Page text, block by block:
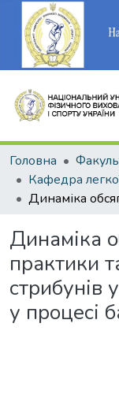
Головна
Динаміка
практики
стрибунів
у процесі